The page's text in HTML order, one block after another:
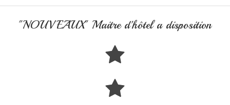
"NOUVEAUX" Maitre d'hôtel a disposition